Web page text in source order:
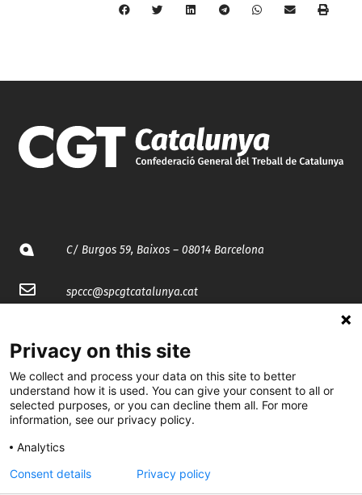
C/ Burgos 59, Baixos – 08014 Barcelona
spccc@spcgtcatalunya.cat
@CGTCatalunya
cgtcatalunya
cgtcatalunya
Privacy on this site
We collect and process your data on this site to better
understand how it is used. You can give your consent to all or
selected purposes, or you can decline them all. For more
information, see our privacy policy.
Analytics
Consent details
Privacy policy